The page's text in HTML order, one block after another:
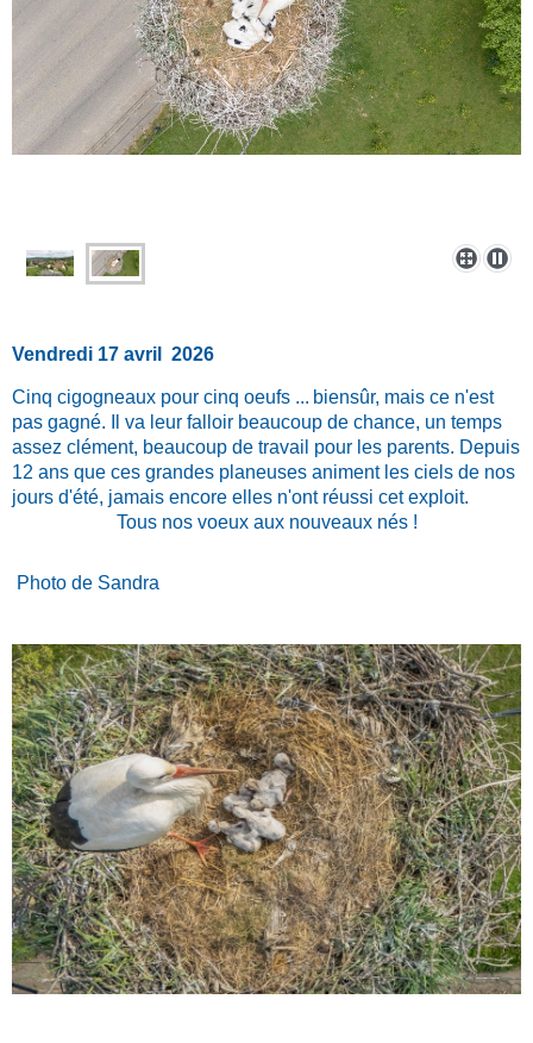
Vendredi 17 avril 2026
Cinq cigogneaux pour cinq oeufs ... biensûr, mais ce n'est
pas gagné. Il va leur falloir beaucoup de chance, un temps
assez clément, beaucoup de travail pour les parents. Depuis
12 ans que ces grandes planeuses animent les ciels de nos
jours d'été, jamais encore elles n'ont réussi cet exploit.
Tous nos voeux aux nouveaux nés !
Photo de Sandra